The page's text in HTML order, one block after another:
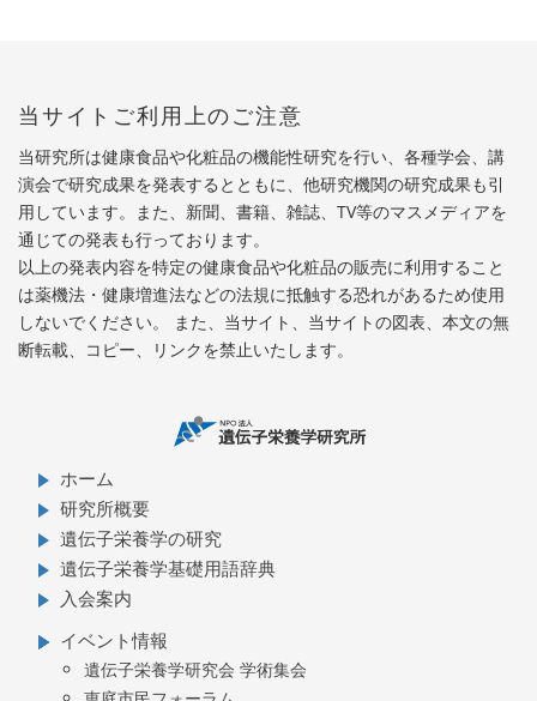
当サイトご利用上のご注意
当研究所は健康食品や化粧品の機能性研究を行い、各種学会、講
演会で研究成果を発表するとともに、他研究機関の研究成果も引
用しています。また、新聞、書籍、雑誌、TV等のマスメディアを
通じての発表も行っております。
以上の発表内容を特定の健康食品や化粧品の販売に利用すること
は薬機法・健康増進法などの法規に抵触する恐れがあるため使用
しないでください。 また、当サイト、当サイトの図表、本文の無
断転載、コピー、リンクを禁止いたします。
ホーム
研究所概要
遺伝子栄養学の研究
遺伝子栄養学基礎用語辞典
入会案内
イベント情報
遺伝子栄養学研究会 学術集会